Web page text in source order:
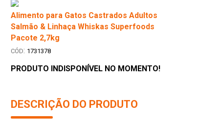
Alimento para Gatos Castrados Adultos
Salmão & Linhaça Whiskas Superfoods
Pacote 2,7kg
: 1731378
PRODUTO INDISPONÍVEL NO MOMENTO!
DESCRIÇÃO DO PRODUTO